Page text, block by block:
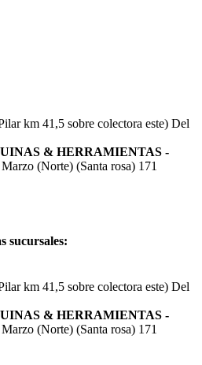
km 41,5 sobre colectora este) Del
& HERRAMIENTAS -
(Norte) (Santa rosa) 171
sucursales:
km 41,5 sobre colectora este) Del
& HERRAMIENTAS -
(Norte) (Santa rosa) 171